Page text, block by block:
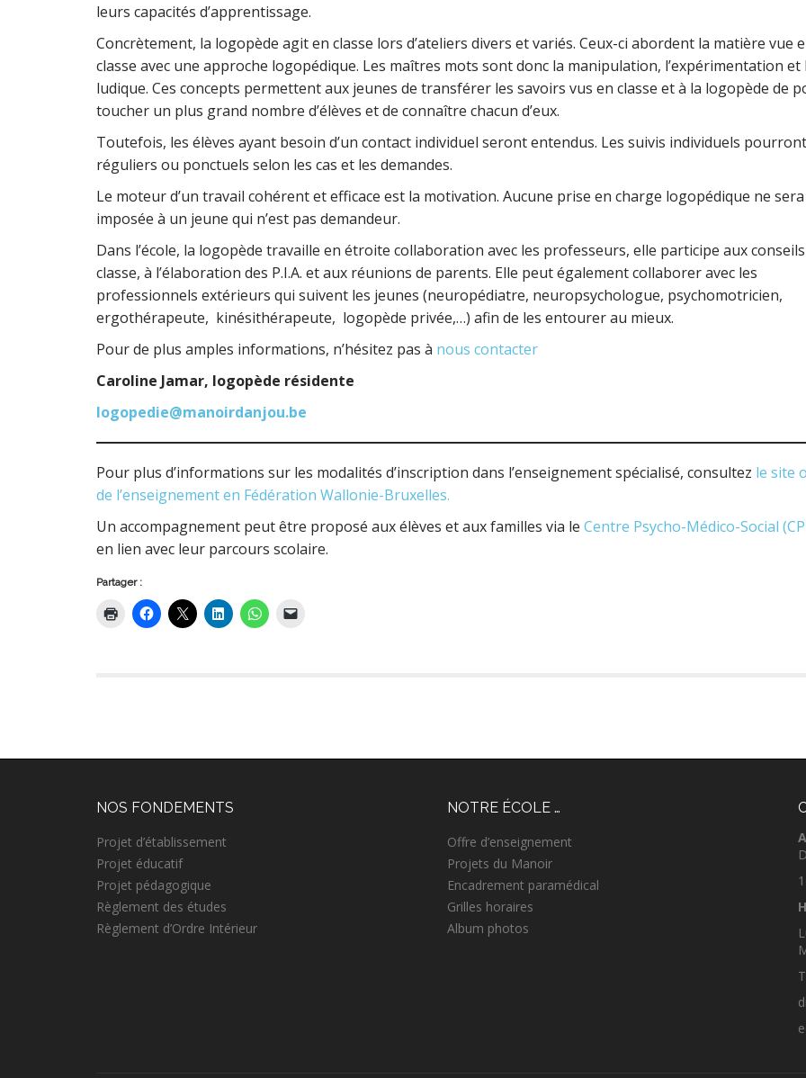
leurs capacités d’apprentissage.
Concrètement, la logopède agit en classe lors d’ateliers divers et variés. Ceux-ci abordent la matière vue
classe avec une approche logopédique. Les maîtres mots sont donc la manipulation, l’expérimentation et
ludique. Ces concepts permettent aux jeunes de transférer les savoirs vus en classe et à la logopède de
toucher un plus grand nombre d’élèves et de connaître chacun d’eux.
Toutefois, les élèves ayant besoin d’un contact individuel seront entendus. Les suivis individuels
réguliers ou ponctuels selon les cas et les demandes.
Le moteur d’un travail cohérent et efficace est la motivation. Aucune prise en charge logopédique ne sera
imposée à un jeune qui n’est pas demandeur.
Dans l’école, la logopède travaille en étroite collaboration avec les professeurs, elle participe aux
classe, à l’élaboration des P.I.A. et aux réunions de parents. Elle peut également collaborer avec les
professionnels extérieurs qui suivent les jeunes (neuropédiatre, neuropsychologue, psychomotricien,
ergothérapeute, kinésithérapeute, logopède privée,…) afin de les entourer au mieux.
Pour de plus amples informations, n’hésitez pas à nous contacter
Caroline Jamar, logopède résidente
logopedie@manoirdanjou.be
Pour plus d’informations sur les modalités d’inscription dans l’enseignement spécialisé, consultez le site
de l’enseignement en Fédération Wallonie-Bruxelles.
Un accompagnement peut être proposé aux élèves et aux familles via le Centre Psycho-Médico-Social
en lien avec leur parcours scolaire.
Partager :
NOS FONDEMENTS
Projet d’établissement
Projet éducatif
Projet pédagogique
Règlement des études
Règlement d’Ordre Intérieur
NOTRE ÉCOLE …
Offre d’enseignement
Projets du Manoir
Encadrement paramédical
Grilles horaires
Album photos